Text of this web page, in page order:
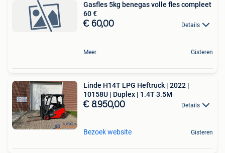
Gasfles 5kg benegas volle fles compleet
60 €
€ 60,00 Details
Meer Gisteren
Linde H14T LPG Heftruck | 2022 |
10158U | Duplex | 1.4T 3.5M
€ 8.950,00 Details
Bezoek website Gisteren